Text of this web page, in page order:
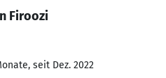
Firoozi
seit Dez. 2022